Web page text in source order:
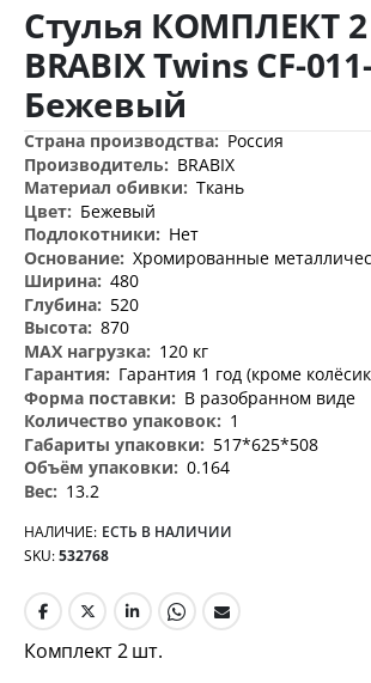
началу
галереи
изображений
Стулья КОМПЛЕКТ
BRABIX Twins CF-
Бежевый
Дополнительная
информация
Россия
BRABIX
Ткань
Бежевый
Нет
Хромированные
480
520
870
120 кг
Гарантия 1 год (кроме
В разобранном виде
1
517*625*508
0.164
13.2
НАЛИЧИЕ: ЕСТЬ В НАЛИЧИИ
SKU 532768
Комплект 2 шт.